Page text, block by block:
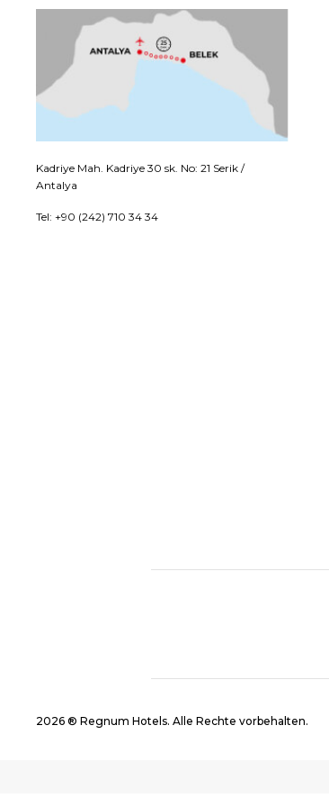
Kadriye Mah. Kadriye 30 sk. No: 21 Serik /
Antalya
Tel: +90 (242) 710 34 34
2026 ® Regnum Hotels. Alle Rechte vorbehalten.